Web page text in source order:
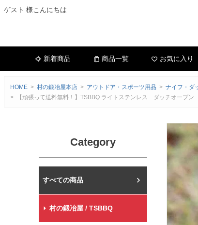
ゲスト 様こんにちは
新着商品 商品一覧 お気に入り
HOME 村の鍛冶屋本店 アウトドア・スポーツ用品
ナイフ・ダ
【頑張って送料無料！】TSBBQ ライトステンレス ダッチオーブ
Category
村の鍛冶屋本店
村の鍛冶屋 / TSBBQ